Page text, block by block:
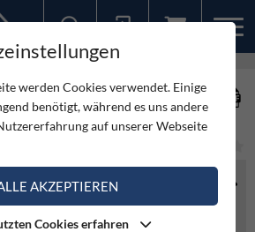
SÜDWAND
werden Cookies verwendet. Einige
benötigt, während es uns andere
auf unserer Webseite
AKZEPTIEREN
Cookies erfahren